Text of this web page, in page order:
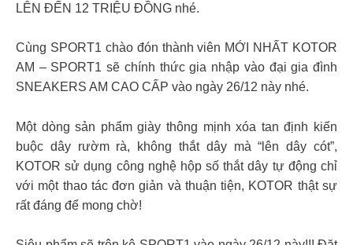
LÊN ĐẾN 12 TRIỆU ĐỒNG nhé.
Cùng SPORT1 chào đón thành viên MỚI NHẤT KOTOR
AM – SPORT1 sẽ chính thức gia nhập vào đại gia đình
SNEAKERS AM CAO CẤP vào ngày 26/12 này nhé.
Một dòng sản phẩm giày thông mịnh xóa tan định kiến
buộc dây rườm rà, không thắt dây mà “lên dây cót”,
KOTOR sử dụng công nghệ hộp số thắt dây tự động chỉ
với một thao tác đơn giản và thuận tiện, KOTOR thật sự
rất đáng để mong chờ!